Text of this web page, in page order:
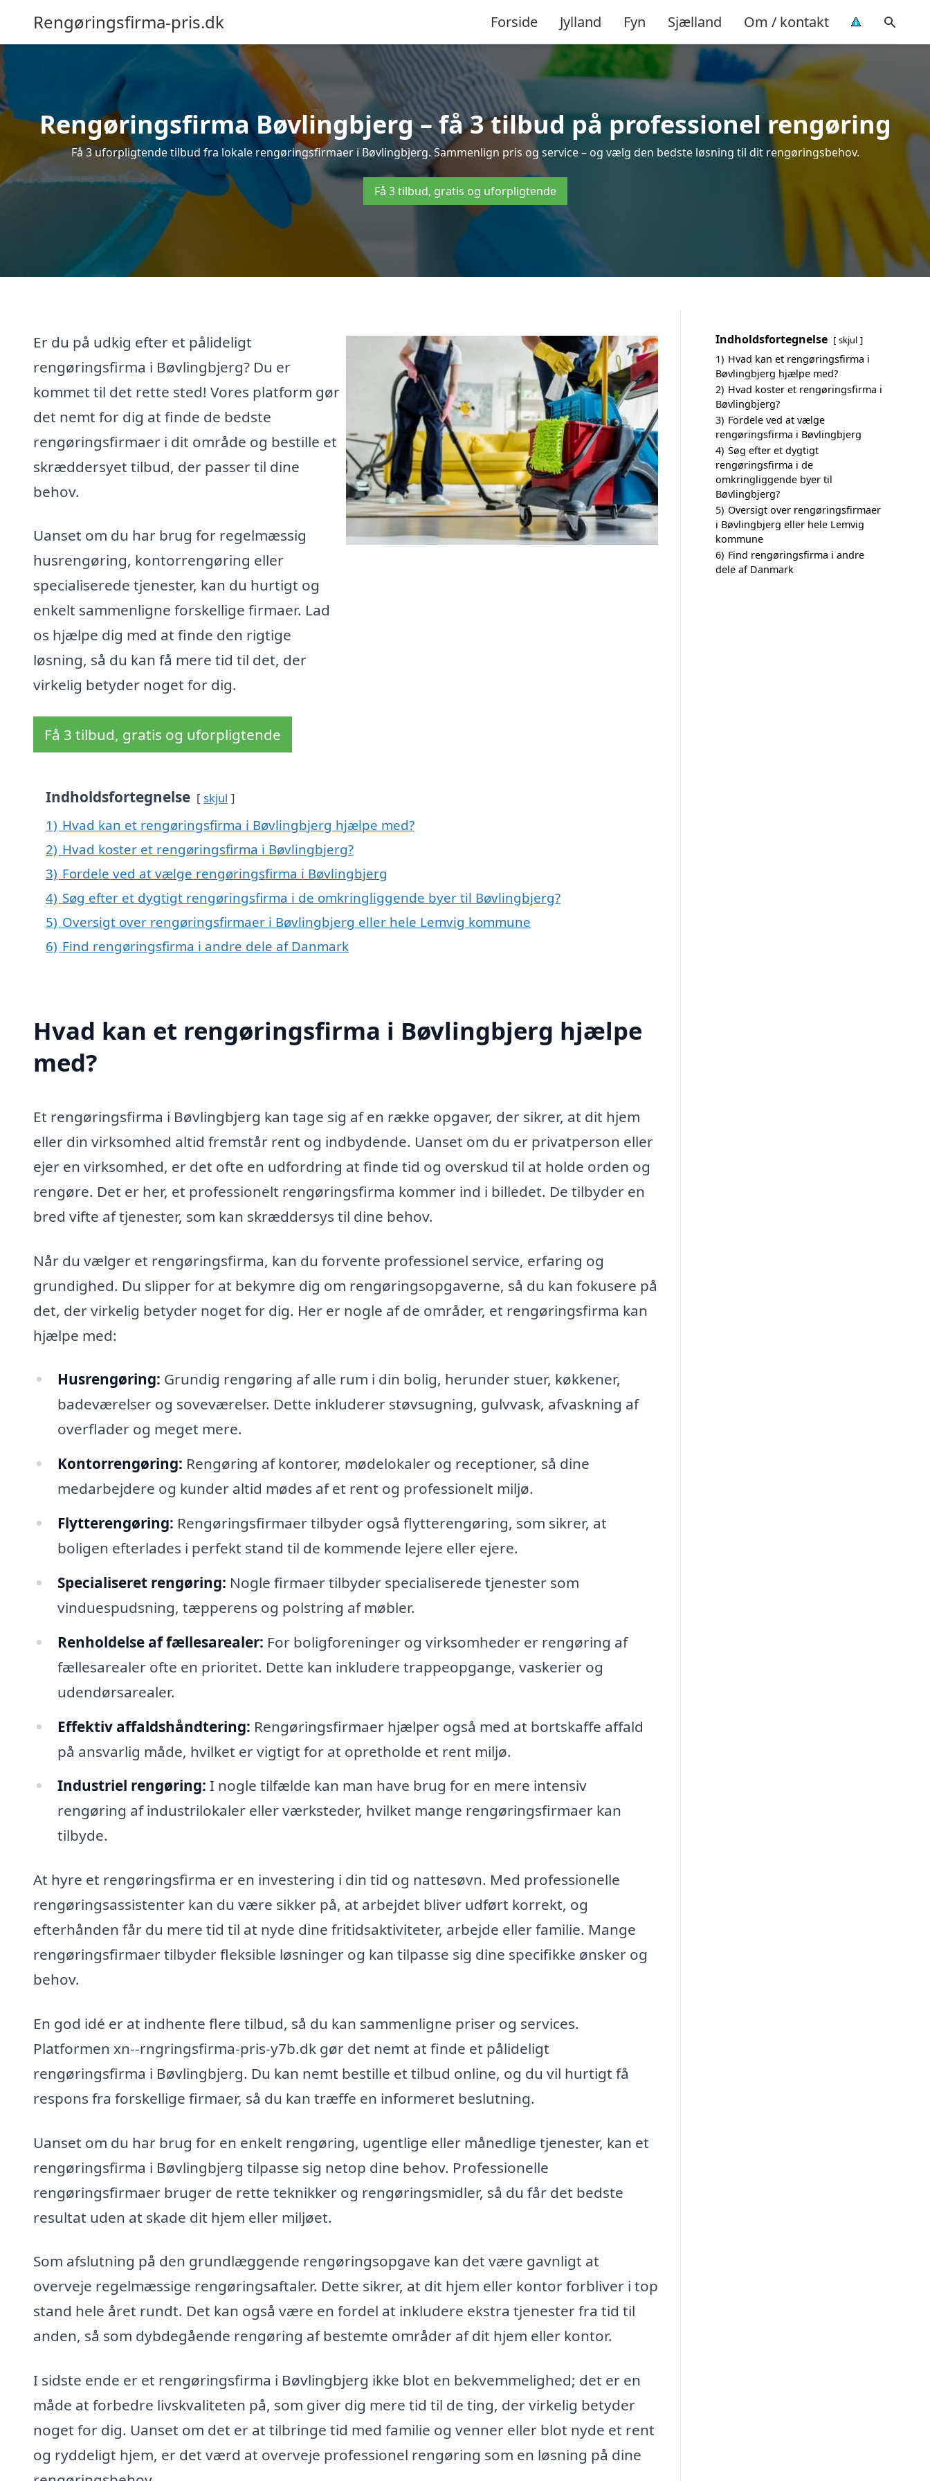
Rengøringsfirma-pris.dk Forside Jylland Fyn Sjælland Om / kontakt
Rengøringsfirma Bøvlingbjerg – få 3 tilbud på professionel rengøring
Få 3 uforpligtende tilbud fra lokale rengøringsfirmaer i Bøvlingbjerg. Sammenlign pris og service – og vælg den bedste løsning til dit rengøringsbehov.
Få 3 tilbud, gratis og uforpligtende
Er du på udkig efter et pålideligt
rengøringsfirma i Bøvlingbjerg? Du er
kommet til det rette sted! Vores platform gør
det nemt for dig at finde de bedste
rengøringsfirmaer i dit område og bestille et
skræddersyet tilbud, der passer til dine
behov.
Uanset om du har brug for regelmæssig
husrengøring, kontorrengøring eller
specialiserede tjenester, kan du hurtigt og
enkelt sammenligne forskellige firmaer. Lad
os hjælpe dig med at finde den rigtige
løsning, så du kan få mere tid til det, der
virkelig betyder noget for dig.
Få 3 tilbud, gratis og uforpligtende
Indholdsfortegnelse skjul
1) Hvad kan et rengøringsfirma i Bøvlingbjerg hjælpe med?
2) Hvad koster et rengøringsfirma i Bøvlingbjerg?
3) Fordele ved at vælge rengøringsfirma i Bøvlingbjerg
4) Søg efter et dygtigt rengøringsfirma i de omkringliggende byer til Bøvlingbjerg?
5) Oversigt over rengøringsfirmaer i Bøvlingbjerg eller hele Lemvig kommune
6) Find rengøringsfirma i andre dele af Danmark
Hvad kan et rengøringsfirma i Bøvlingbjerg hjælpe
med?
Et rengøringsfirma i Bøvlingbjerg kan tage sig af en række opgaver, der sikrer, at dit hjem
eller din virksomhed altid fremstår rent og indbydende. Uanset om du er privatperson eller
ejer en virksomhed, er det ofte en udfordring at finde tid og overskud til at holde orden og
rengøre. Det er her, et professionelt rengøringsfirma kommer ind i billedet. De tilbyder en
bred vifte af tjenester, som kan skræddersys til dine behov.
Når du vælger et rengøringsfirma, kan du forvente professionel service, erfaring og
grundighed. Du slipper for at bekymre dig om rengøringsopgaverne, så du kan fokusere på
det, der virkelig betyder noget for dig. Her er nogle af de områder, et rengøringsfirma kan
hjælpe med:
Husrengøring: Grundig rengøring af alle rum i din bolig, herunder stuer, køkkener,
badeværelser og soveværelser. Dette inkluderer støvsugning, gulvvask, afvaskning af
overflader og meget mere.
Kontorrengøring: Rengøring af kontorer, mødelokaler og receptioner, så dine
medarbejdere og kunder altid mødes af et rent og professionelt miljø.
Flytterengøring: Rengøringsfirmaer tilbyder også flytterengøring, som sikrer, at
boligen efterlades i perfekt stand til de kommende lejere eller ejere.
Specialiseret rengøring: Nogle firmaer tilbyder specialiserede tjenester som
vinduespudsning, tæpperens og polstring af møbler.
Renholdelse af fællesarealer: For boligforeninger og virksomheder er rengøring af
fællesarealer ofte en prioritet. Dette kan inkludere trappeopgange, vaskerier og
udendørsarealer.
Effektiv affaldshåndtering: Rengøringsfirmaer hjælper også med at bortskaffe affald
på ansvarlig måde, hvilket er vigtigt for at opretholde et rent miljø.
Industriel rengøring: I nogle tilfælde kan man have brug for en mere intensiv
rengøring af industrilokaler eller værksteder, hvilket mange rengøringsfirmaer kan
tilbyde.
At hyre et rengøringsfirma er en investering i din tid og nattesøvn. Med professionelle
rengøringsassistenter kan du være sikker på, at arbejdet bliver udført korrekt, og
efterhånden får du mere tid til at nyde dine fritidsaktiviteter, arbejde eller familie. Mange
rengøringsfirmaer tilbyder fleksible løsninger og kan tilpasse sig dine specifikke ønsker og
behov.
En god idé er at indhente flere tilbud, så du kan sammenligne priser og services.
Platformen xn--rngringsfirma-pris-y7b.dk gør det nemt at finde et pålideligt
rengøringsfirma i Bøvlingbjerg. Du kan nemt bestille et tilbud online, og du vil hurtigt få
respons fra forskellige firmaer, så du kan træffe en informeret beslutning.
Uanset om du har brug for en enkelt rengøring, ugentlige eller månedlige tjenester, kan et
rengøringsfirma i Bøvlingbjerg tilpasse sig netop dine behov. Professionelle
rengøringsfirmaer bruger de rette teknikker og rengøringsmidler, så du får det bedste
resultat uden at skade dit hjem eller miljøet.
Som afslutning på den grundlæggende rengøringsopgave kan det være gavnligt at
overveje regelmæssige rengøringsaftaler. Dette sikrer, at dit hjem eller kontor forbliver i top
stand hele året rundt. Det kan også være en fordel at inkludere ekstra tjenester fra tid til
anden, så som dybdegående rengøring af bestemte områder af dit hjem eller kontor.
I sidste ende er et rengøringsfirma i Bøvlingbjerg ikke blot en bekvemmelighed; det er en
måde at forbedre livskvaliteten på, som giver dig mere tid til de ting, der virkelig betyder
noget for dig. Uanset om det er at tilbringe tid med familie og venner eller blot nyde et rent
og ryddeligt hjem, er det værd at overveje professionel rengøring som en løsning på dine
Indholdsfortegnelse skjul
1) Hvad kan et rengøringsfirma i
Bøvlingbjerg hjælpe med?
2) Hvad koster et rengøringsfirma i
Bøvlingbjerg?
3) Fordele ved at vælge
rengøringsfirma i Bøvlingbjerg
4) Søg efter et dygtigt
rengøringsfirma i de
omkringliggende byer til
Bøvlingbjerg?
5) Oversigt over rengøringsfirmaer
i Bøvlingbjerg eller hele Lemvig
kommune
6) Find rengøringsfirma i andre
dele af Danmark